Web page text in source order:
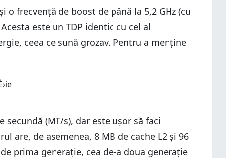
o frecvență de boost de până la 5,2 GHz (cu
este un TDP identic cu cel al
ceea ce sună grozav. Pentru a menține
(MT/s), dar este ușor să faci
are, de asemenea, 8 MB de cache L2 și 96
prima generație, cea de-a doua generație